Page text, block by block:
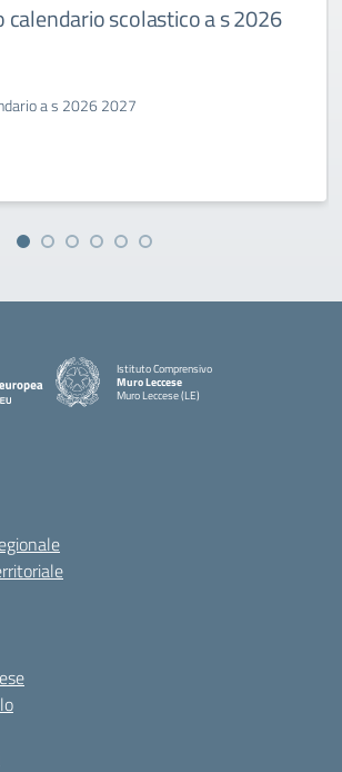
scolastico a s 2026
a s 2026 2027
Istituto Comprensivo
Muro Leccese
Muro Leccese (LE)